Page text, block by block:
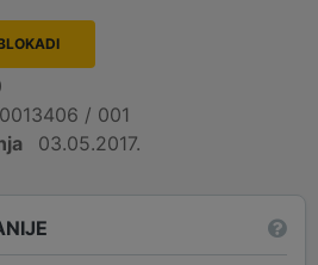
ocjena
/ 001
03.05.2017.